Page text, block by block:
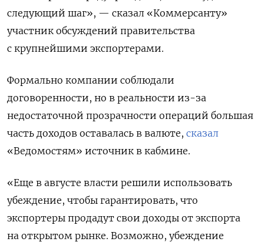
следующий шаг», — сказал «Коммерсанту»
участник обсуждений правительства
с крупнейшими экспортерами.
Формально компании соблюдали
договоренности, но в реальности из-за
недостаточной прозрачности операций большая
часть доходов оставалась в валюте, сказал
«Ведомостям» источник в кабмине.
«Еще в августе власти решили использовать
убеждение, чтобы гарантировать, что
экспортеры продадут свои доходы от экспорта
на открытом рынке. Возможно, убеждение